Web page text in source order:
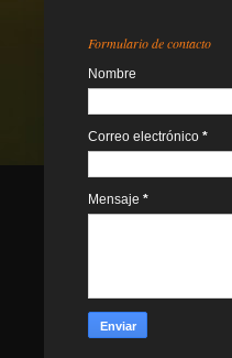
Formulario de contacto
Nombre
Correo electrónico *
Mensaje *